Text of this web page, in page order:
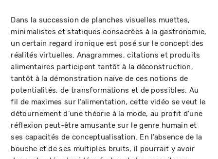
Dans la succession de planches visuelles muettes,
minimalistes et statiques consacrées à la gastronomie,
un certain regard ironique est posé sur le concept des
réalités virtuelles. Anagrammes, citations et produits
alimentaires participent tantôt à la déconstruction,
tantôt à la démonstration naïve de ces notions de
potentialités, de transformations et de possibles. Au
fil de maximes sur l’alimentation, cette vidéo se veut le
détournement d’une théorie à la mode, au profit d’une
réflexion peut-être amusante sur le genre humain et
ses capacités de conceptualisation. En l’absence de la
bouche et de ses multiples bruits, il pourrait y avoir